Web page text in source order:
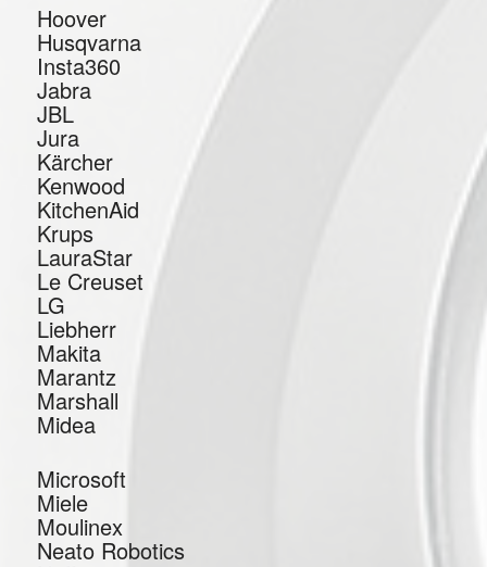
Hoover
Husqvarna
Insta360
Jabra
JBL
Jura
Kärcher
Kenwood
KitchenAid
Krups
LauraStar
Le Creuset
LG
Liebherr
Makita
Marantz
Marshall
Midea
Microsoft
Miele
Moulinex
Neato Robotics